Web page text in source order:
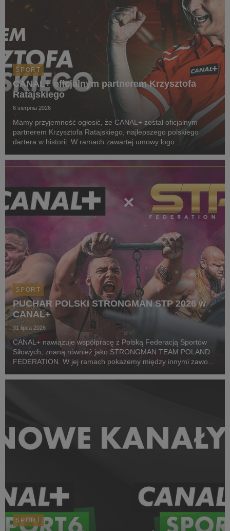
SPORT
CANAL+ oficjalnym partnerem Krzysztofa
Ratajskiego
6 sierpnia 2026
Mamy przyjemność ogłosić, że CANAL+ został oficjalnym
partnerem Krzysztofa Ratajskiego, najlepszego polskiego
dartera w historii. W ramach zawartej umowy logo
startowych naszego zawodnika podczas
SPORT
PUCHAR POLSKI STRONGMAN STP 2026 w
CANAL+
31 lipca 2026
CANAL+ nawiązuje współpracę z Polską Federacją Sportów
Siłowych, znaną również jako STRONGMAN TEAM POLAND
FEDERATION. W jej ramach pokażemy między innymi zawody
Pierwszym wydarzeniem prezentowanym w CANAL+ SPORT 5
SPORT